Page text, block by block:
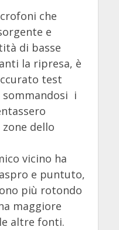
che
e
di basse
la ripresa, è
test
sommandosi i
dello
vicino ha
e puntuto,
più rotondo
maggiore
altre fonti.